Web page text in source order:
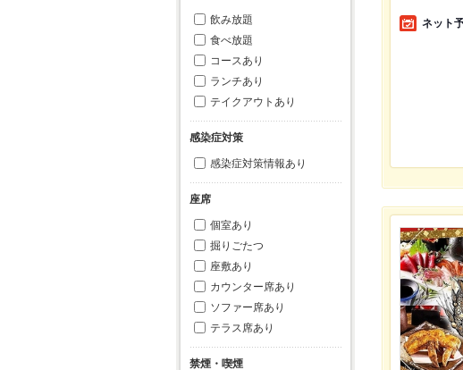
飲み放題
食べ放題
コースあり
ランチあり
テイクアウトあり
感染症対策
感染症対策情報あり
座席
個室あり
掘りごたつ
座敷あり
カウンター席あり
ソファー席あり
テラス席あり
禁煙・喫煙
ネット